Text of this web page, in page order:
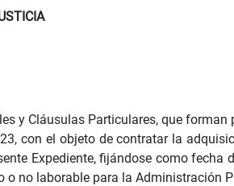
y Cláusulas Particulares, que forman
con el objeto de contratar la
Expediente, fijándose como fecha
no laborable para la Administración